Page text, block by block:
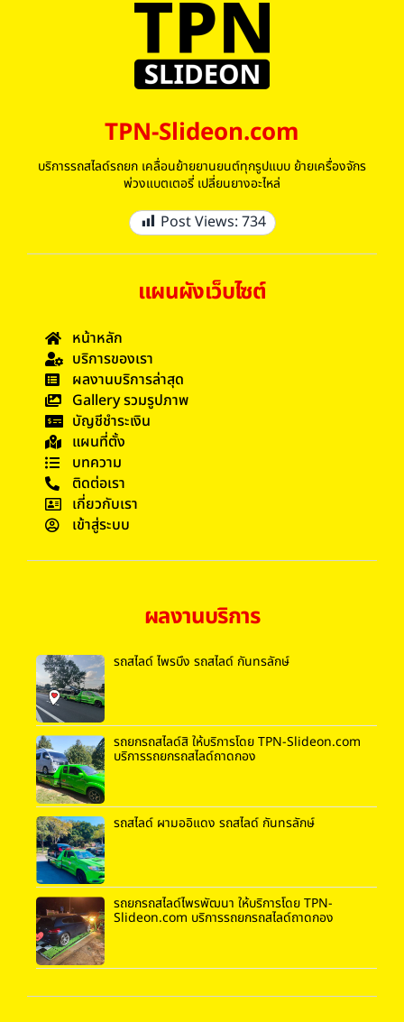
TPN-Slideon.com
บริการรถสไลด์รถยก เคลื่อนย้ายยานยนต์ทุกรูปแบบ ย้ายเครื่องจักร
พ่วงแบตเตอรี่ เปลี่ยนยางอะไหล่
Post Views: 734
แผนผังเว็บไซต์
หน้าหลัก
บริการของเรา
ผลงานบริการล่าสุด
Gallery รวมรูปภาพ
บัญชีชำระเงิน
แผนที่ตั้ง
บทความ
ติดต่อเรา
เกี่ยวกับเรา
เข้าสู่ระบบ
ผลงานบริการ
รถสไลด์ ไพรบึง รถสไลด์ กันทรลักษ์
รถยกรถสไลด์สิ ให้บริการโดย TPN-Slideon.com
บริการรถยกรถสไลด์ถาดกอง
รถสไลด์ ผามออิแดง รถสไลด์ กันทรลักษ์
รถยกรถสไลด์ไพรพัฒนา ให้บริการโดย TPN-
Slideon.com บริการรถยกรถสไลด์ถาดกอง